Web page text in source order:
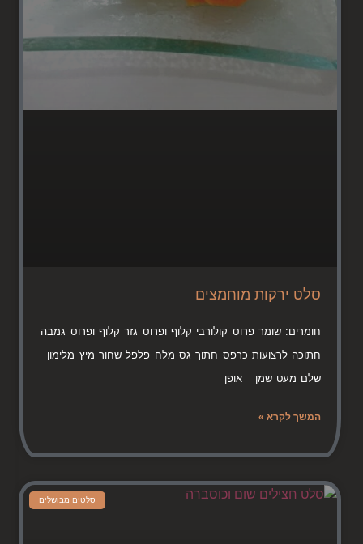
סלט ירקות מוחמצים
חומרים: שומר פרוס קולורבי קלוף ופרוס גזר קלוף ופרוס גמבה
חתוכה לרצועות כרפס חתוך גס מלח פלפל שחור מיץ מלימון
שלם מעט שמן אופן
המשך לקרא »
סלטים מבושלים